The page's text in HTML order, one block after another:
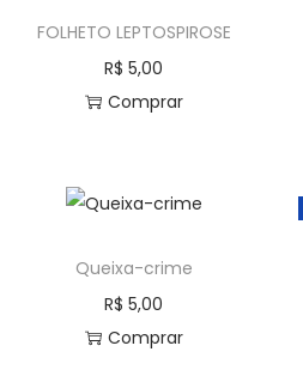
FOLHETO LEPTOSPIROSE
R$ 5,00
Comprar
Queixa-crime
R$ 5,00
Comprar